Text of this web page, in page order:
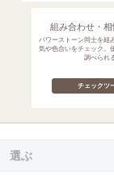
組み合わせ・相
パワーストーン同士を組
気や色合いをチェック。
調べられ
チェックツ
選ぶ